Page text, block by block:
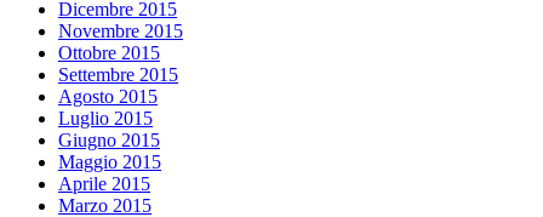
Dicembre 2015
Novembre 2015
Ottobre 2015
Settembre 2015
Agosto 2015
Luglio 2015
Giugno 2015
Maggio 2015
Aprile 2015
Marzo 2015